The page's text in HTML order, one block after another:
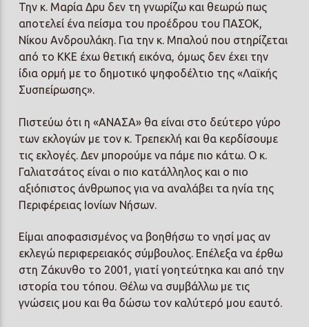
Την κ. Μαρία Δρυ δεν τη γνωρίζω και θεωρώ πως
αποτελεί ένα πείσμα του προέδρου του ΠΑΣΟΚ,
Νίκου Ανδρουλάκη. Για την κ. Μπαλού που στηρίζεται
από το ΚΚΕ έχω θετική εικόνα, όμως δεν έχει την
ίδια ορμή με το δημοτικό ψηφοδέλτιο της «Λαϊκής
Συσπείρωσης».
Πιστεύω ότι η «ΑΝΑΣΑ» θα είναι στο δεύτερο γύρο
των εκλογών με τον κ. Τρεπεκλή και θα κερδίσουμε
τις εκλογές. Δεν μπορούμε να πάμε πιο κάτω. Ο κ.
Γαλιατσάτος είναι ο πιο κατάλληλος και ο πιο
αξιόπιστος άνθρωπος για να αναλάβει τα ηνία της
Περιφέρειας Ιονίων Νήσων.
Είμαι αποφασισμένος να βοηθήσω το νησί μας αν
εκλεγώ περιφερειακός σύμβουλος. Επέλεξα να έρθω
στη Ζάκυνθο το 2001, γιατί γοητεύτηκα και από την
ιστορία του τόπου. Θέλω να συμβάλλω με τις
γνώσεις μου και θα δώσω τον καλύτερό μου εαυτό.